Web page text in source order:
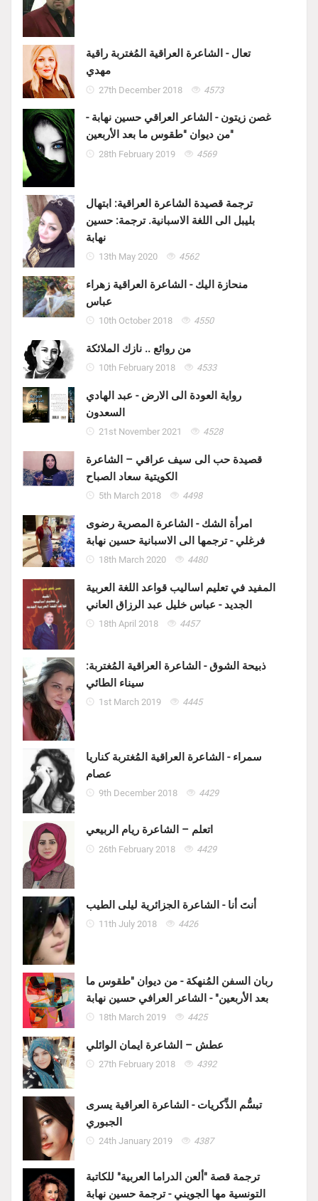
تعال - الشاعرة العراقية المُغتربة راقية
مهدي
27th December 2018 4573
غصن زيتون - الشاعر العراقي حسين نهابة -
من ديوان "طقوس ما بعد الأربعين"
28th February 2019 4569
ترجمة قصيدة الشاعرة العراقية: ابتهال
بليبل الى اللغة الاسبانية. ترجمة: حسين
نهابة
13th May 2020 4562
منحازة اليك - الشاعرة العراقية زهراء
عباس
10th October 2018 4550
من روائع .. نازك الملائكة
10th February 2018 4533
رواية العودة الى الارض - عبد الهادي
السعدون
21st November 2021 4528
قصيدة حب الى سيف عراقي – الشاعرة
الكويتية سعاد الصباح
5th March 2018 4498
امرأة الشك - الشاعرة المصرية رضوى
فرغلي - ترجمها الى الاسبانية حسين نهابة
18th March 2020 4480
المفيد في تعليم اساليب قواعد اللغة العربية
الجديد - عباس خليل عبد الرزاق العاني
18th April 2018 4457
ذبيحة الشوق - الشاعرة العراقية المُغتربة:
سيناء الطائي
1st March 2019 4445
سمراء - الشاعرة العراقية المُغتربة كناريا
عصام
9th December 2018 4429
اتعلم – الشاعرة ريام الربيعي
26th February 2018 4429
أنتَ أنا - الشاعرة الجزائرية ليلى الطيب
11th July 2018 4426
ربان السفن المُنهكة - من ديوان "طقوس ما
بعد الأربعين" - الشاعر العرافي حسين نهابة
18th March 2019 4425
عطش – الشاعرة ايمان الوائلي
27th February 2018 4392
تبسُّم الذِّكريات - الشاعرة العراقية يسرى
الجبوري
24th January 2019 4387
ترجمة قصة "ألعن الدراما العربية" للكاتبة
التونسية مها الجويني - ترجمة حسين نهابة